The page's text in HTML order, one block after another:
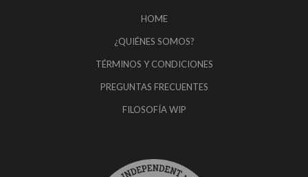
HOME
¿QUIÉNES SOMOS?
TÉRMINOS Y CONDICIONES
PREGUNTAS FRECUENTES
FILOSOFÍA WIP